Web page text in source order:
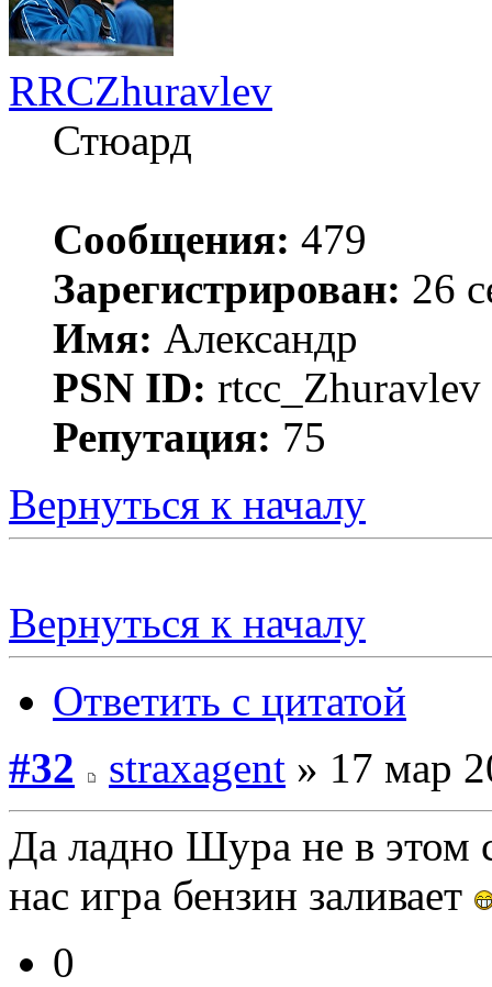
RRCZhuravlev
Стюард
Сообщения: 479
Зарегистрирован: 26
Имя: Александр
PSN ID:
Репутация: 75
Вернуться к началу
Вернуться к началу
Ответить с цитатой
#32
straxagent » 17 мар
Да ладно Шура не в этом
нас игра бензин заливает
0